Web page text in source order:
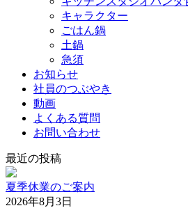
キャラクター
ごはん鍋
土鍋
急須
お知らせ
社員のつぶやき
動画
よくある質問
お問い合わせ
最近の投稿
夏季休業のご案内
2026年8月3日